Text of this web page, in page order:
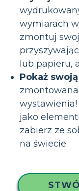
wymiarach
zmontuj
lub papieru,
Pokaż
jako
zabierz ze
na świecie.